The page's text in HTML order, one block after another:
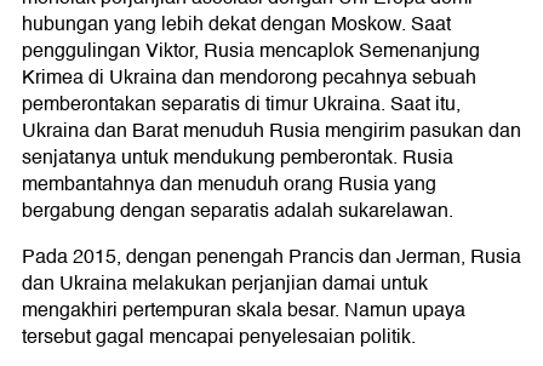
hubungan yang lebih dekat dengan Moskow. Saat
penggulingan Viktor, Rusia mencaplok Semenanjung
Krimea di Ukraina dan mendorong pecahnya sebuah
pemberontakan separatis di timur Ukraina. Saat itu,
Ukraina dan Barat menuduh Rusia mengirim pasukan dan
senjatanya untuk mendukung pemberontak. Rusia
membantahnya dan menuduh orang Rusia yang
bergabung dengan separatis adalah sukarelawan.
Pada 2015, dengan penengah Prancis dan Jerman, Rusia
dan Ukraina melakukan perjanjian damai untuk
mengakhiri pertempuran skala besar. Namun upaya
tersebut gagal mencapai penyelesaian politik.